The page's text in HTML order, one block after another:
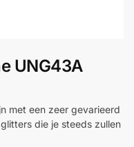
UNG43A
met een zeer gevarieerd
die je steeds zullen